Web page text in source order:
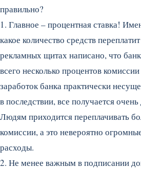
правильно?
1. Главное – процентная ставка!
какое количество средств
рекламных щитах написано, что
всего несколько процентов
заработок банка практически
в последствии, все получается
Людям приходится переплачивать
комиссии, а это невероятно
расходы.
2. Не менее важным в подписании